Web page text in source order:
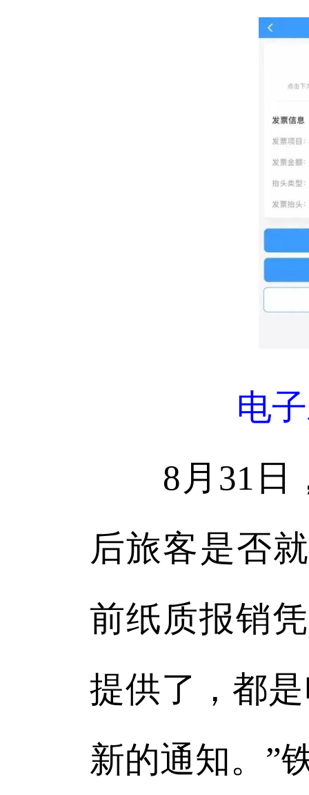
电
8月31日，
后旅客是否
前纸质报销
提供了，都
新的通知。”